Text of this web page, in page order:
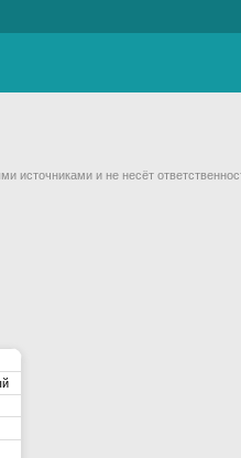
источниками и не несёт